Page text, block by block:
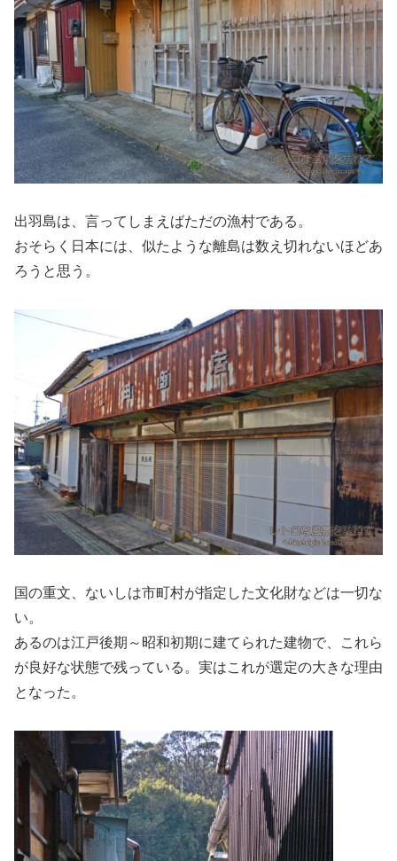
出羽島は、言ってしまえばただの漁村である。
おそらく日本には、似たような離島は数え切れないほどあ
ろうと思う。
国の重文、ないしは市町村が指定した文化財などは一切な
い。
あるのは江戸後期～昭和初期に建てられた建物で、これら
が良好な状態で残っている。実はこれが選定の大きな理由
となった。